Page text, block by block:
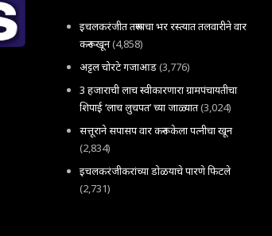
इचलकरंजीत तरूणाचा भर रस्त्यात तलवारीने वार
करून खून(4,858)
अट्टल चोरटे गजाआड(3,776)
3 हजाराची लाच स्वीकारणारा ग्रामपंचायतीचा
शिपाई ‘लाच लुचपत’ च्या जाळ्यात(3,024)
सत्तूराने सपासप वार करून केला पत्नीचा खून
(2,834)
इचलकरंजीकरांच्या डोळयाचे पारणे फिटले
(2,731)